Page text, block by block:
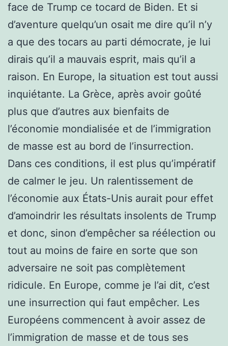
face de Trump ce tocard de Biden. Et si
d’aventure quelqu’un osait me dire qu’il n’y
a que des tocars au parti démocrate, je lui
dirais qu’il a mauvais esprit, mais qu’il a
raison. En Europe, la situation est tout aussi
inquiétante. La Grèce, après avoir goûté
plus que d’autres aux bienfaits de
l’économie mondialisée et de l’immigration
de masse est au bord de l’insurrection.
Dans ces conditions, il est plus qu’impératif
de calmer le jeu. Un ralentissement de
l’économie aux États-Unis aurait pour effet
d’amoindrir les résultats insolents de Trump
et donc, sinon d’empêcher sa réélection ou
tout au moins de faire en sorte que son
adversaire ne soit pas complètement
ridicule. En Europe, comme je l’ai dit, c’est
une insurrection qui faut empêcher. Les
Européens commencent à avoir assez de
l’immigration de masse et de tous ses